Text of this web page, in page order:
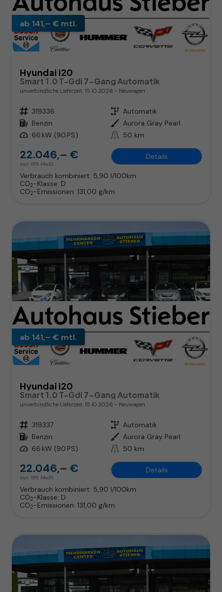
ab 141,– € mtl.
Hyundai i20
Smart 1.0 T-Gdi 7-Gang Automatik
unverbindliche Lieferzeit: 15.10.2026 Neuwagen
Fahrzeugnr. 319336 Getriebe Automatik
Kraftstoff Benzin Außenfarbe Aurora Gray Pearl
Leistung 66 kW (90 PS) Kilometerstand 50 km
22.046,– €
incl. 19% MwSt.
Details
Verbrauch kombiniert: 5,90 l/100km
CO2-Klasse: D
CO2-Emissionen: 131,00 g/km
ab 141,– € mtl.
Hyundai i20
Smart 1.0 T-Gdi 7-Gang Automatik
unverbindliche Lieferzeit: 15.10.2026 Neuwagen
Fahrzeugnr. 319337 Getriebe Automatik
Kraftstoff Benzin Außenfarbe Aurora Gray Pearl
Leistung 66 kW (90 PS) Kilometerstand 50 km
22.046,– €
incl. 19% MwSt.
Details
Verbrauch kombiniert: 5,90 l/100km
CO2-Klasse: D
CO2-Emissionen: 131,00 g/km